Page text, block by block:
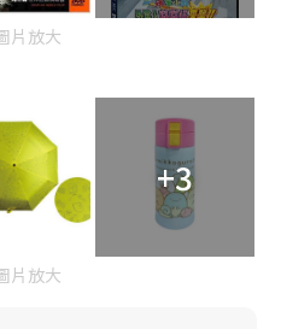
片放大
+3
片放大